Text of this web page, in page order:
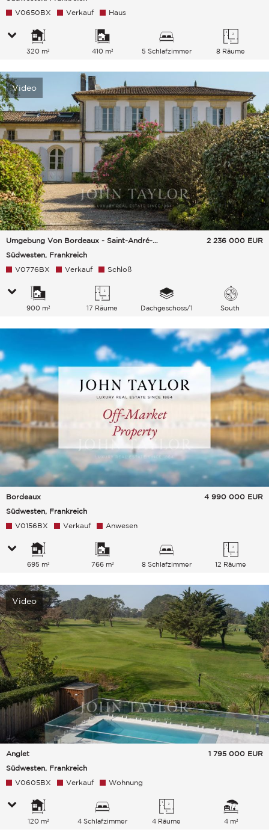
V0650BX
Verkauf Haus
320 m² 410 m² 5 Schlafzimmer 8 Räume
Video
Umgebung Von Bordeaux - Saint-André-De-Cubzac
Südwesten, Frankreich
2 236 000 EUR
V0776BX Verkauf Schloß
900 m² 17 Räume Dachgeschoss/1 South
Bordeaux
Südwesten, Frankreich
4 990 000 EUR
V0156BX Verkauf Anwesen
695 m² 766 m² 8 Schlafzimmer 12 Räume
Video
Anglet
Südwesten, Frankreich
1 795 000 EUR
V0605BX Verkauf Wohnung
120 m² 4 Schlafzimmer 4 Räume 4 m²